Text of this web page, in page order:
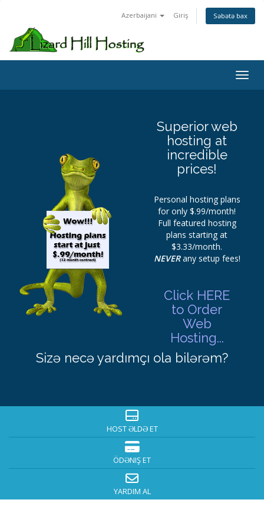
Azerbaijani Giriş Səbətə bax
Superior web
hosting at
incredible
prices!
Personal hosting plans
for only $.99/month!
Full featured hosting
plans starting at
$3.33/month.
NEVERany setup fees!
Click HERE
to Order
Web
Hosting...
Sizə necə yardımçı ola bilərəm?
HOST ƏLDƏ ET
ÖDƏNIŞ ET
YARDIM AL